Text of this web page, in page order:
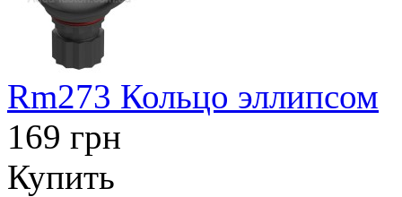
Rm273 Кольцо эллипсом
169 грн
Купить